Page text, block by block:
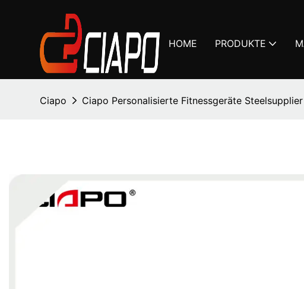
HOME PRODUKTE
Ciapo Ciapo Personalisierte Fitnessgeräte Steelsupplier